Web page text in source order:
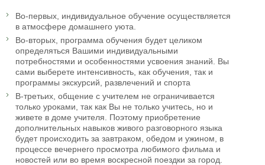
Во-первых, индивидуальное обучение осуществляется
в атмосфере домашнего уюта.
Во-вторых, программа обучения будет целиком
определяться Вашими индивидуальными
потребностями и особенностями усвоения знаний. Вы
сами выберете интенсивность, как обучения, так и
программы экскурсий, развлечений и спорта
В-третьих, общение с учителем не ограничивается
только уроками, так как Вы не только учитесь, но и
живете в доме учителя. Поэтому приобретение
дополнительных навыков живого разговорного языка
будет происходить за завтраком, обедом и ужином, в
процессе вечернего просмотра любимого фильма и
новостей или во время воскресной поездки за город.